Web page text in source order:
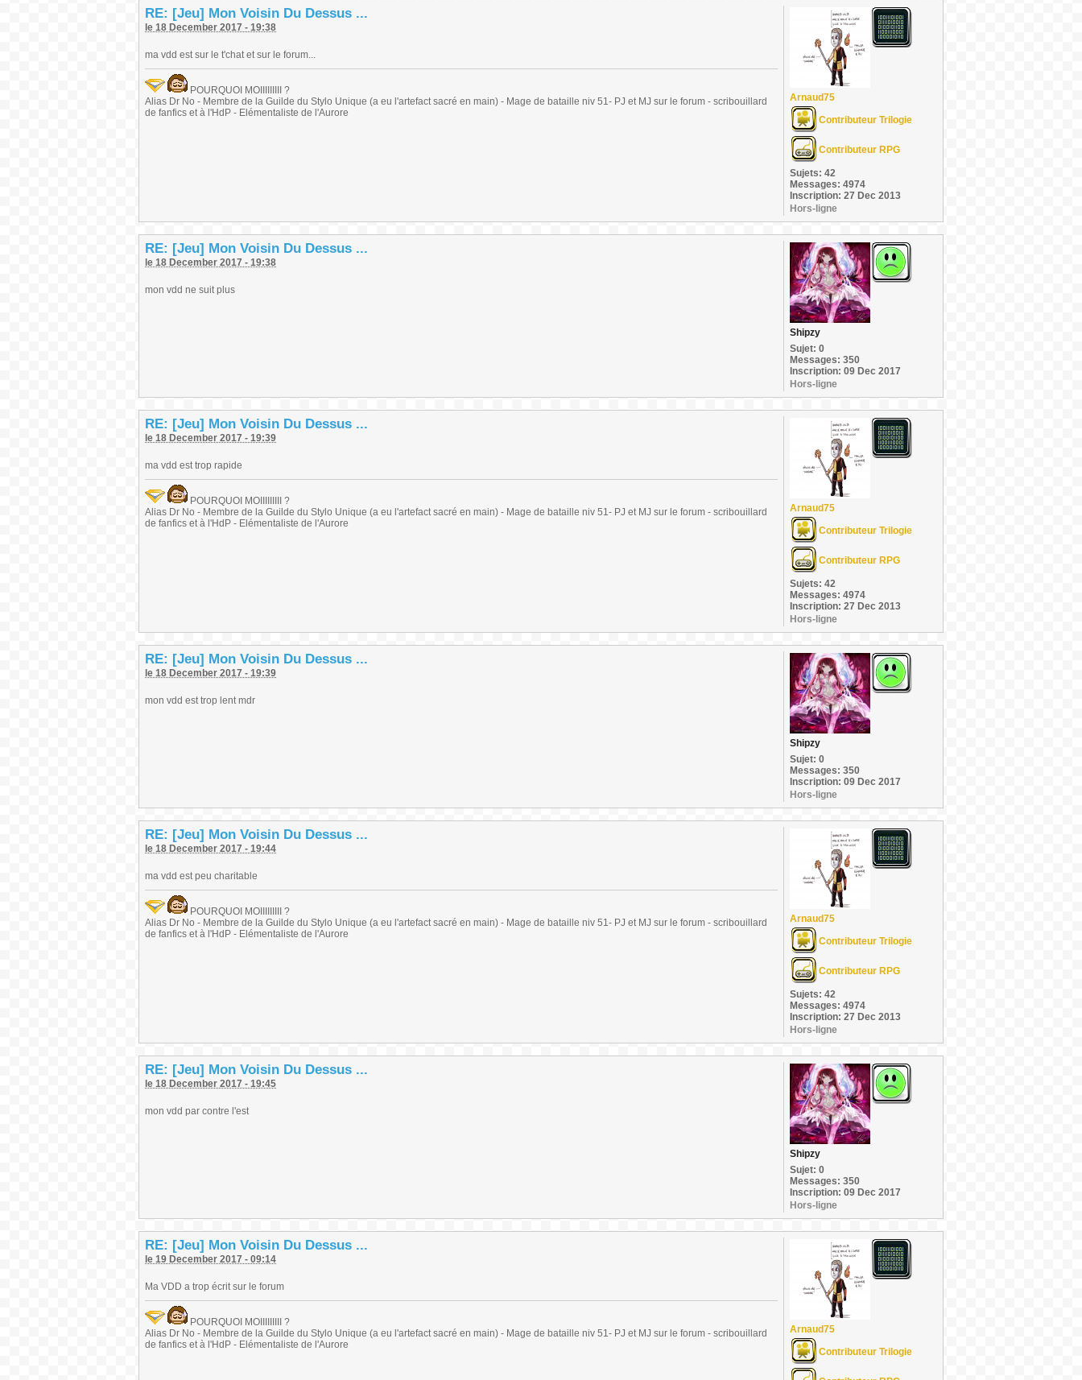
RE: [Jeu] Mon Voisin Du Dessus ...
le 18 December 2017 - 19:38
ma vdd est sur le t'chat et sur le forum...
POURQUOI MOIIIIIIIII ?
Alias Dr No - Membre de la Guilde du Stylo Unique (a eu l'artefact sacré en main) - Mage de bataille niv 51- PJ et MJ sur le forum - scribouillard
de fanfics et à l'HdP - Elémentaliste de l'Aurore
Arnaud75
Contributeur Trilogie
Contributeur RPG
Sujets: 42
Messages: 4974
Inscription: 27 Dec 2013
Hors-ligne
RE: [Jeu] Mon Voisin Du Dessus ...
le 18 December 2017 - 19:38
mon vdd ne suit plus
Shipzy
Sujet: 0
Messages: 350
Inscription: 09 Dec 2017
Hors-ligne
RE: [Jeu] Mon Voisin Du Dessus ...
le 18 December 2017 - 19:39
ma vdd est trop rapide
POURQUOI MOIIIIIIIII ?
Alias Dr No - Membre de la Guilde du Stylo Unique (a eu l'artefact sacré en main) - Mage de bataille niv 51- PJ et MJ sur le forum - scribouillard
de fanfics et à l'HdP - Elémentaliste de l'Aurore
Arnaud75
Contributeur Trilogie
Contributeur RPG
Sujets: 42
Messages: 4974
Inscription: 27 Dec 2013
Hors-ligne
RE: [Jeu] Mon Voisin Du Dessus ...
le 18 December 2017 - 19:39
mon vdd est trop lent mdr
Shipzy
Sujet: 0
Messages: 350
Inscription: 09 Dec 2017
Hors-ligne
RE: [Jeu] Mon Voisin Du Dessus ...
le 18 December 2017 - 19:44
ma vdd est peu charitable
POURQUOI MOIIIIIIIII ?
Alias Dr No - Membre de la Guilde du Stylo Unique (a eu l'artefact sacré en main) - Mage de bataille niv 51- PJ et MJ sur le forum - scribouillard
de fanfics et à l'HdP - Elémentaliste de l'Aurore
Arnaud75
Contributeur Trilogie
Contributeur RPG
Sujets: 42
Messages: 4974
Inscription: 27 Dec 2013
Hors-ligne
RE: [Jeu] Mon Voisin Du Dessus ...
le 18 December 2017 - 19:45
mon vdd par contre l'est
Shipzy
Sujet: 0
Messages: 350
Inscription: 09 Dec 2017
Hors-ligne
RE: [Jeu] Mon Voisin Du Dessus ...
le 19 December 2017 - 09:14
Ma VDD a trop écrit sur le forum
POURQUOI MOIIIIIIIII ?
Alias Dr No - Membre de la Guilde du Stylo Unique (a eu l'artefact sacré en main) - Mage de bataille niv 51- PJ et MJ sur le forum - scribouillard
de fanfics et à l'HdP - Elémentaliste de l'Aurore
Arnaud75
Contributeur Trilogie